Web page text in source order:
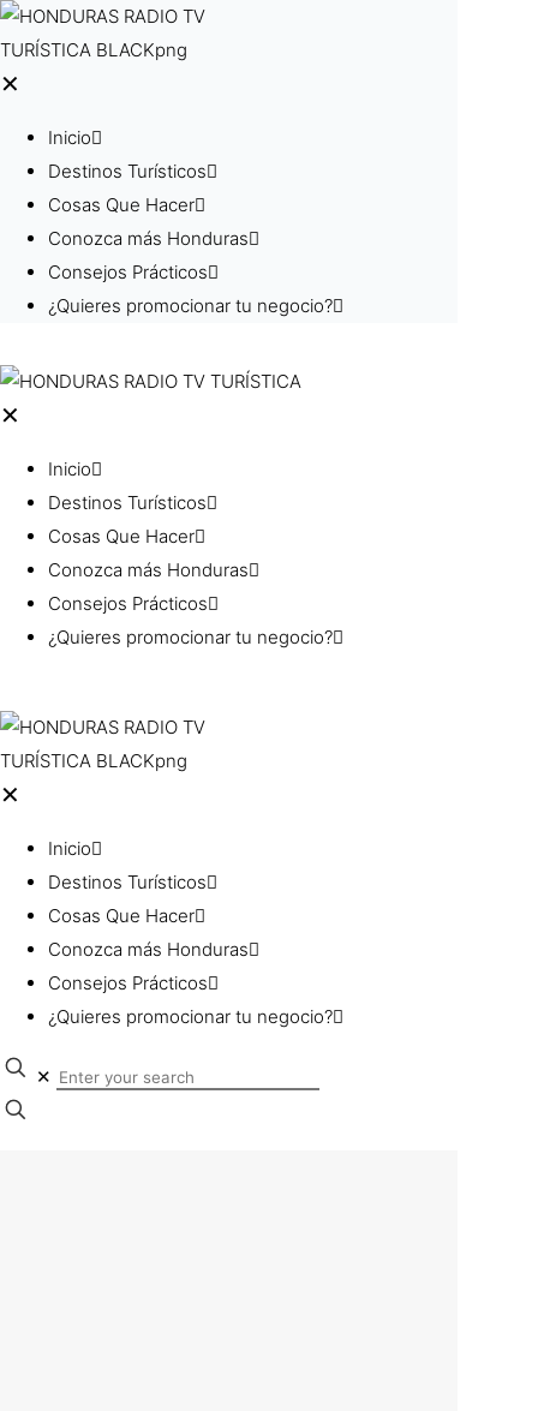
✕
Inicio
Destinos Turísticos
Cosas Que Hacer
Conozca más Honduras
Consejos Prácticos
¿Quieres promocionar tu negocio?
✕
Inicio
Destinos Turísticos
Cosas Que Hacer
Conozca más Honduras
Consejos Prácticos
¿Quieres promocionar tu negocio?
✕
Inicio
Destinos Turísticos
Cosas Que Hacer
Conozca más Honduras
Consejos Prácticos
¿Quieres promocionar tu negocio?
✕